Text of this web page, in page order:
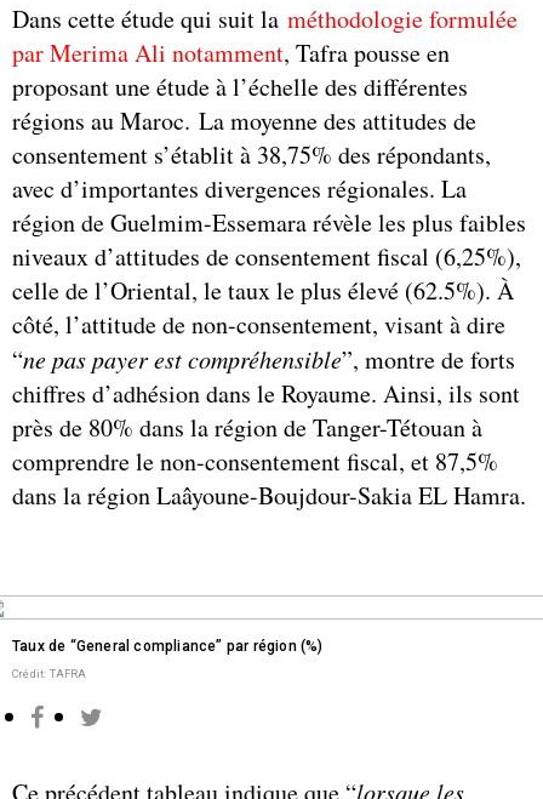
Dans cette étude qui suit la méthodologie formulée
par Merima Ali notamment, Tafra pousse en
proposant une étude à l’échelle des différentes
régions au Maroc. La moyenne des attitudes de
consentement s’établit à 38,75% des répondants,
avec d’importantes divergences régionales. La
région de Guelmim-Essemara révèle les plus faibles
niveaux d’attitudes de consentement fiscal (6,25%),
celle de l’Oriental, le taux le plus élevé (62.5%). À
côté, l’attitude de non-consentement, visant à dire
“ne pas payer est compréhensible”, montre de forts
chiffres d’adhésion dans le Royaume. Ainsi, ils sont
près de 80% dans la région de Tanger-Tétouan à
comprendre le non-consentement fiscal, et 87,5%
dans la région Laâyoune-Boujdour-Sakia EL Hamra.
Taux de “General compliance” par région (%)
Crédit: TAFRA
Ce précédent tableau indique que “lorsque les